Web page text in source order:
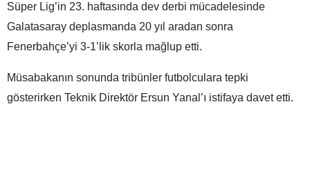
Süper Lig’in 23. haftasında dev derbi mücadelesinde
Galatasaray deplasmanda 20 yıl aradan sonra
Fenerbahçe’yi 3-1’lik skorla mağlup etti.
Müsabakanın sonunda tribünler futbolculara tepki
gösterirken Teknik Direktör Ersun Yanal’ı istifaya davet etti.